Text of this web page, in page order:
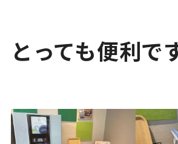
とっても便利で